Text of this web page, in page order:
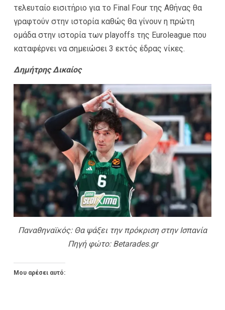
τελευταίο εισιτήριο για το Final Four της Αθήνας θα
γραφτούν στην ιστορία καθώς θα γίνουν η πρώτη
ομάδα στην ιστορία των playoffs της Euroleague που
καταφέρνει να σημειώσει 3 εκτός έδρας νίκες.
Δημήτρης Δικαίος
Παναθηναϊκός: Θα ψάξει την πρόκριση στην Ισπανία
Πηγή φώτο: Betarades.gr
Μου αρέσει αυτό: